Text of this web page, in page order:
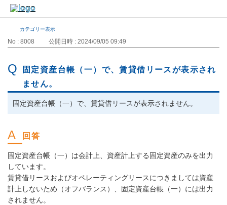
カテゴリー表示
No : 8008 公開日時 : 2024/09/05 09:49
固定資産台帳（一）で、賃貸借リースが表示され
ません。
固定資産台帳（一）で、賃貸借リースが表示されません。
固定資産台帳（一）は会計上、資産計上する固定資産のみを出力
しています。
賃貸借リースおよびオペレーティングリースにつきましては資産
計上しないため（オフバランス）、固定資産台帳（一）には出力
されません。